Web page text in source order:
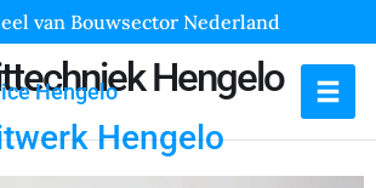
van Bouwsector Nederland
Hengelo Hengelo
Hengelo